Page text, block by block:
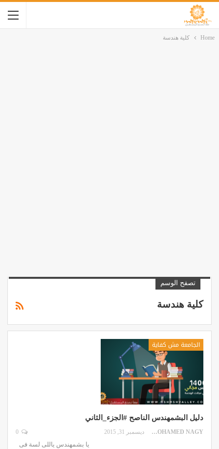
Home كلية هندسة
تصفح الوسم
كلية هندسة
الجامعة مش كفاية
دليل البشمهندس الناصح #الجزء_الثاني
MOHAMED NAGY ديسمبر 31, 2015
يا بشمهندس ياللى لسة فى